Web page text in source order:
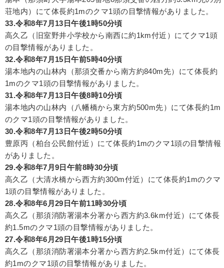
荘地内）にて体長約1mのクマ1頭の目撃情報がありました。
33.令和8年7月13日午後1時50分頃
高久乙（旧室野井小学校から南西に約1km付近）にてクマ1頭
の目撃情報がありました。
32.令和8年7月15日午前5時40分頃
湯本地内の山林内（那須交番から南方約840m先）にて体長約
1mのクマ1頭の目撃情報がありました。
31.令和8年7月13日午後8時10分頃
湯本地内の山林内（八幡橋から東方約500m先）にて体長約1m
のクマ1頭の目撃情報がありました。
30.令和8年7月13日午後2時50分頃
豊原丙（柏台公民館付近）にて体長約1mのクマ1頭の目撃情報
がありました。
29.令和8年7月9日午前8時30分頃
高久乙（大清水橋から西方約300m付近）にて体長約1mのクマ
1頭の目撃情報がありました。
28.令和8年6月29日午前11時30分頃
高久乙（那須消防署湯本分署から西方約3.6km付近）にて体長
約1.5mのクマ1頭の目撃情報がありました。
27.令和8年6月29日午後1時15分頃
高久乙（那須消防署湯本分署から西方約2.5km付近）にて体長
約1mのクマ1頭の目撃情報がありました。